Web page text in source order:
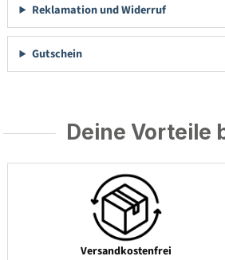
Reklamation und Widerruf
Gutschein
Deine Vorteile
Versandkostenfrei